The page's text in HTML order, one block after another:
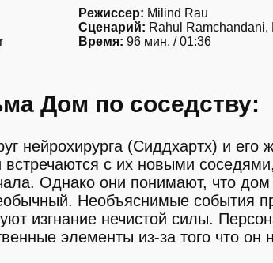
Режиссер: Milind Rau
Сценарий: Rahul
Время: 96 мин. / 01:36
Дом по соседству:
нейрохирурга (Сиддхартх) и его
с их новыми
Однако они понимают, что дом
Необъяснимые события
изгнание нечистой силы.
элементы из-за того что он